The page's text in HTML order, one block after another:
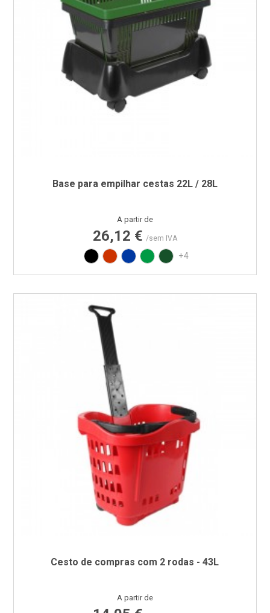
Base para empilhar cestas 22L / 28L
Preço
A partir de
26,12 € /sem IVA
Preto Vermelho RAL3020
Azul PAN 293C
Verde PAN 347C
Verde PAN 357C
+4
Cesto de compras com 2 rodas - 43L
Preço
A partir de